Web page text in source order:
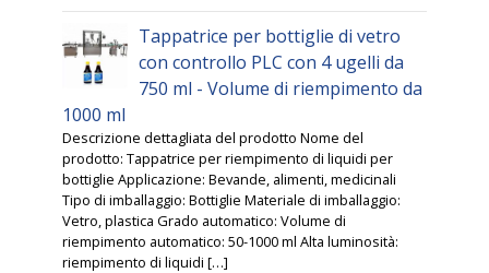
Tappatrice per bottiglie di vetro
con controllo PLC con 4 ugelli da
750 ml - Volume di riempimento da
1000 ml
Descrizione dettagliata del prodotto Nome del
prodotto: Tappatrice per riempimento di liquidi per
bottiglie Applicazione: Bevande, alimenti, medicinali
Tipo di imballaggio: Bottiglie Materiale di imballaggio:
Vetro, plastica Grado automatico: Volume di
riempimento automatico: 50-1000 ml Alta luminosità:
riempimento di liquidi […]